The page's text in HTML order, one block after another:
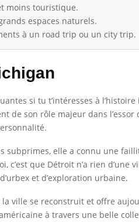
moins touristique.
espaces naturels.
à un road trip ou un city trip.
si tu t’intéresses à
de son rôle majeur dans
subprimes, elle a connu une
que Détroit n’a rien
et d’exploration urbaine.
ville se reconstruit et offre
à travers une belle